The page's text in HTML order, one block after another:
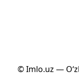
© Imlo.uz —